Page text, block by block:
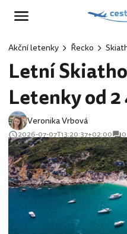
Akční letenky Řecko
Letní
Letenky od 2
Veronika Vrbová
2026-07-07T13:20:37+02:00